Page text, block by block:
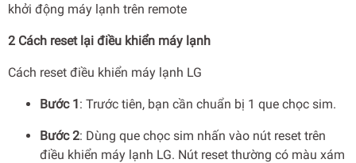
khởi động máy lạnh trên remote
2 Cách reset lại điều khiển máy lạnh
Cách reset điều khiển máy lạnh LG
Bước 1 : Trước tiên, bạn cần chuẩn bị 1 que chọc sim.
Bước 2: Dùng que chọc sim nhấn vào nút reset trên
điều khiển máy lạnh LG. Nút reset thường có màu xám